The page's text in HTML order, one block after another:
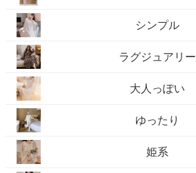
シンプル
ラグジュアリー
大人っぽい
ゆったり
姫系